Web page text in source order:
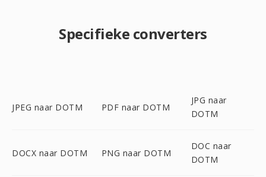
Specifieke converters
JPEG naar DOTM PDF naar DOTM
JPG naar
DOTM
DOCX naar DOTM PNG naar DOTM
DOC naar
DOTM